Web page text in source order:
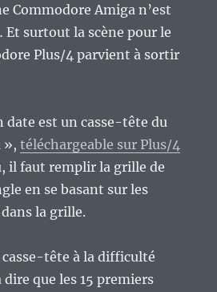
Commodore Amiga n’est
surtout la scène pour le
Plus/4 parvient à sortir
date est un casse-tête du
»,téléchargeable sur Plus/4
il faut remplir la grille de
en se basant sur les
la grille.
casse-tête à la difficulté
dire que les 15 premiers